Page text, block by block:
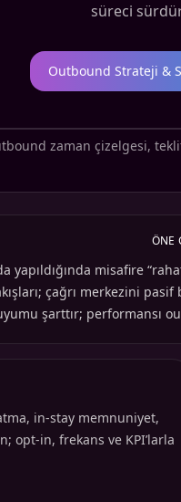
süreci
Outbound Strateji &
zaman çizelgesi,
ÖNE
misafire
çağrı merkezini
şarttır; performansı
in-stay memnuniyet,
opt-in, frekans ve KPI’larla